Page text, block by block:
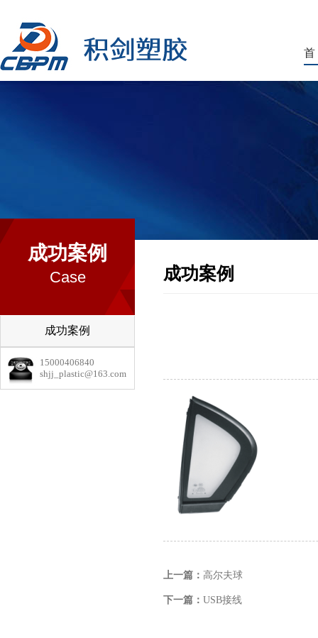
首
成功案例
Case
成功案例
15000406840
shjj_plastic@163.com
成功案例
上一篇： 高尔夫球
下一篇： USB接线